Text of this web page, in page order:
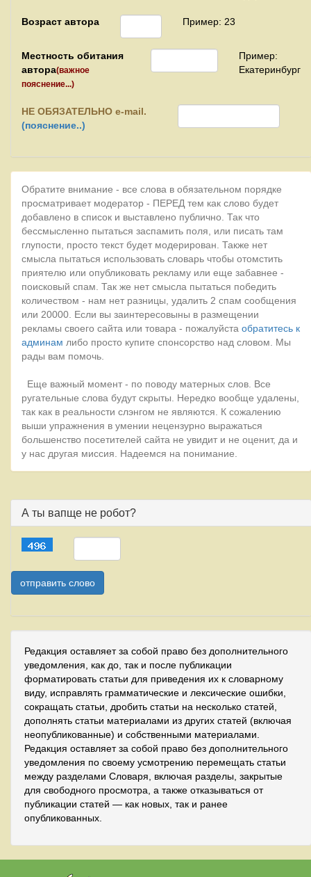
Возраст автора Пример: 23
Местность обитания
автора(важное
пояснение...)
Пример:
Екатеринбург
НЕ ОБЯЗАТЕЛЬНО e-mail.
(пояснение..)
Обратите внимание - все слова в обязательном порядке
просматривает модератор - ПЕРЕД тем как слово будет
добавлено в список и выставлено публично. Так что
бессмысленно пытаться заспамить поля, или писать там
глупости, просто текст будет модерирован. Также нет
смысла пытаться использовать словарь чтобы отомстить
приятелю или опубликовать рекламу или еще забавнее -
поисковый спам. Так же нет смысла пытаться победить
количеством - нам нет разницы, удалить 2 спам сообщения
или 20000. Если вы заинтересовыны в размещении
рекламы своего сайта или товара - пожалуйста обратитесь к
админам либо просто купите спонсорство над словом. Мы
рады вам помочь.
Еще важный момент - по поводу матерных слов. Все
ругательные слова будут скрыты. Нередко вообще удалены,
так как в реальности слэнгом не являются. К сожалению
выши упражнения в умении нецензурно выражаться
большенство посетителей сайта не увидит и не оценит, да и
у нас другая миссия. Надеемся на понимание.
А ты вапще не робот?
Редакция оставляет за собой право без дополнительного
уведомления, как до, так и после публикации
форматировать статьи для приведения их к словарному
виду, исправлять грамматические и лексические ошибки,
сокращать статьи, дробить статьи на несколько статей,
дополнять статьи материалами из других статей (включая
неопубликованные) и собственными материалами.
Редакция оставляет за собой право без дополнительного
уведомления по своему усмотрению перемещать статьи
между разделами Словаря, включая разделы, закрытые
для свободного просмотра, а также отказываться от
публикации статей — как новых, так и ранее
опубликованных.